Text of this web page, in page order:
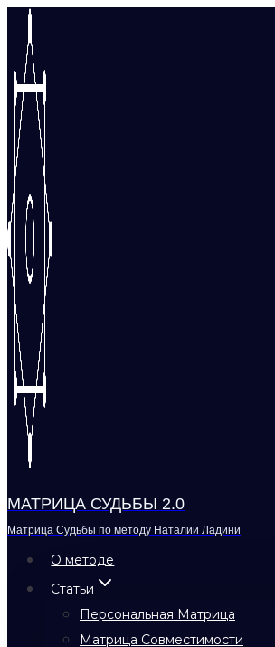
Перейти
содержимому
МАТРИЦА СУДЬБЫ 2.0
Матрица Судьбы по методу Наталии Ладини
О методе
Статьи
Персональная Матрица
Матрица Совместимости